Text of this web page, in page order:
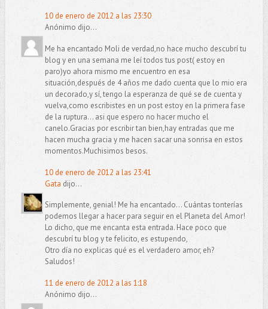
10 de enero de 2012 a las 23:30
Anónimo dijo...
Me ha encantado Moli de verdad,no hace mucho descubrí tu
blog y en una semana me leí todos tus post( estoy en
paro)yo ahora mismo me encuentro en esa
situación,después de 4 años me dado cuenta que lo mio era
un decorado,y sí, tengo la esperanza de qué se de cuenta y
vuelva,como escribistes en un post estoy en la primera fase
de la ruptura... asi que espero no hacer mucho el
canelo.Gracias por escribir tan bien,hay entradas que me
hacen mucha gracia y me hacen sacar una sonrisa en estos
momentos.Muchisimos besos.
10 de enero de 2012 a las 23:41
Gata dijo...
Simplemente, genial! Me ha encantado... Cuántas tonterías
podemos llegar a hacer para seguir en el Planeta del Amor!
Lo dicho, que me encanta esta entrada. Hace poco que
descubrí tu blog y te felicito, es estupendo,
Otro día no explicas qué es el verdadero amor, eh?
Saludos!
11 de enero de 2012 a las 1:18
Anónimo dijo...